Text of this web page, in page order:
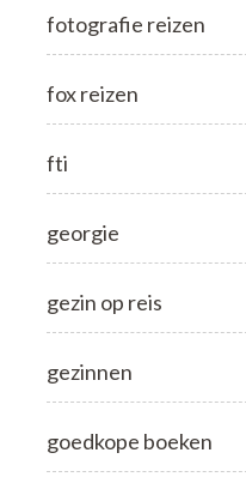
fotografie reizen
fox reizen
fti
georgie
gezin op reis
gezinnen
goedkope boeken